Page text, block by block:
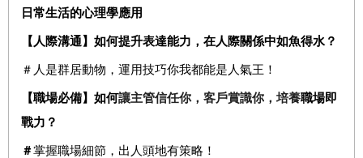
日常生活的心理學應用
【人際溝通】 如何提升表達能力，在人際關係中如魚得水？
＃人是群居動物，運用技巧你我都能是人氣王！
【職場必備】如何讓主管信任你，客戶賞識你 ，培養職場即
戰力 ？
＃掌握職場細節，出人頭地有策略！